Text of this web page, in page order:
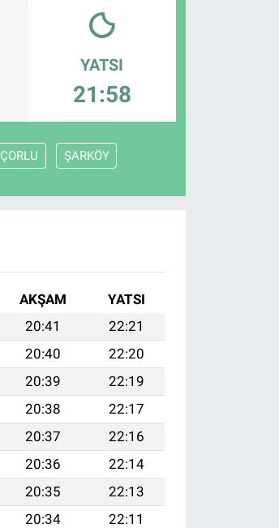
YATSI
21:58
ÇORLU ŞARKÖY
AKŞAM
YATSI
20:41
22:21
20:40
22:20
20:39
22:19
20:38
22:17
20:37
22:16
20:36
22:14
20:35
22:13
20:34
22:11